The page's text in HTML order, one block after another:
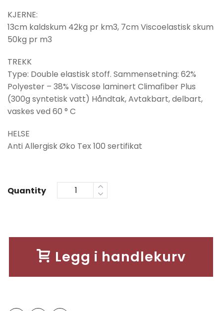
KJERNE:
13cm kaldskum 42kg pr km3, 7cm Viscoelastisk skum
50kg pr m3
TREKK
Type: Double elastisk stoff. Sammensetning: 62%
Polyester – 38% Viscose laminert Climafiber Plus
(300g syntetisk vatt) Håndtak, Avtakbart, delbart,
vaskes ved 60 ° C
HELSE
Anti Allergisk Øko Tex 100 sertifikat
Quantity
Legg i handlekurv